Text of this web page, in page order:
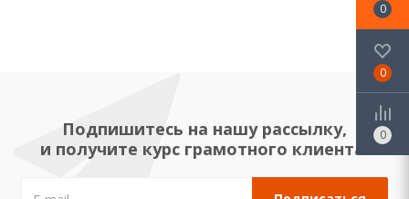
Подпишитесь на нашу рассылку,
и получите курс грамотного клиента!
0
0
0